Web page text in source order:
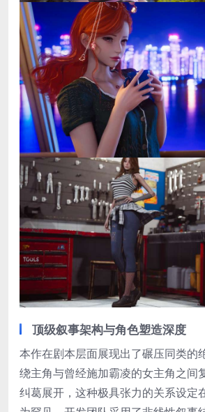
顶级叙事架构与角色塑造深度
本作在剧本层面展现出了碾压同类的
绕主角与曾经施加霸凌的女主角之间
纠葛展开，这种极具张力的关系设定